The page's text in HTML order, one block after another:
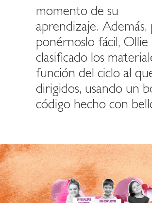
momento de su
aprendizaje. Además,
ponérnoslo fácil, Ollie
clasificado los
función del ciclo al
dirigidos, usando un
código hecho con